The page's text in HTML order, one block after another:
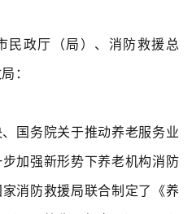
政厅（局）、消防救援总
：
务院关于推动养老服务业
加强新形势下养老机构消防
消防救援局联合制定了《养